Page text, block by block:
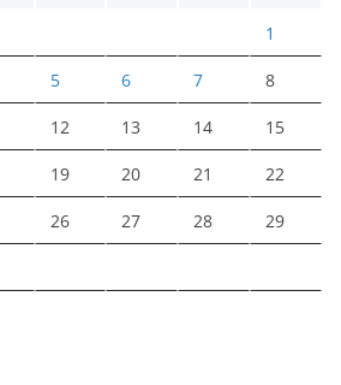
1
5 6 7 8
12 13 14 15
19 20 21 22
26 27 28 29